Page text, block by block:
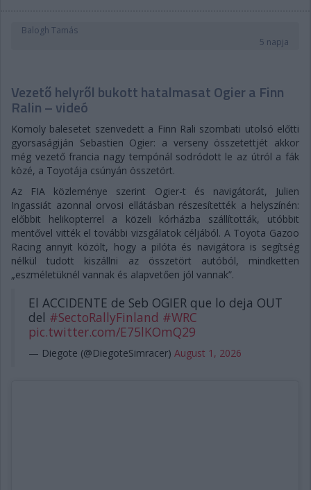
Balogh Tamás
5 napja
Vezető helyről bukott hatalmasat Ogier a Finn
Ralin – videó
Komoly balesetet szenvedett a Finn Rali szombati utolsó előtti
gyorsaságiján Sebastien Ogier: a verseny összetettjét akkor
még vezető francia nagy tempónál sodródott le az útról a fák
közé, a Toyotája csúnyán összetört.
Az FIA közleménye szerint Ogier-t és navigátorát, Julien
Ingassiát azonnal orvosi ellátásban részesítették a helyszínén:
előbbit helikopterrel a közeli kórházba szállították, utóbbit
mentővel vitték el további vizsgálatok céljából. A Toyota Gazoo
Racing annyit közölt, hogy a pilóta és navigátora is segítség
nélkül tudott kiszállni az összetört autóból, mindketten
„eszméletüknél vannak és alapvetően jól vannak”.
El ACCIDENTE de Seb OGIER que lo deja OUT
del #SectoRallyFinland #WRC
pic.twitter.com/E75lKOmQ29
— Diegote (@DiegoteSimracer) August 1, 2026